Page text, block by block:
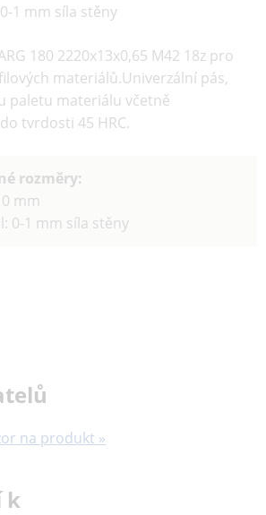
1 mm síla stěny
180 2220x13x0,65 M42 18z pro
materiálů.Univerzální pás,
paletu materiálu včetně
tvrdosti 45 HRC.
rozměry:
mm
0-1 mm síla stěny
na produkt »
k